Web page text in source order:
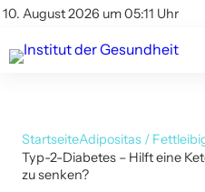
10. August 2026 um 05:11 Uhr
Kontakt
Kontakt
AGBs
StartseiteAdipositas /
Typ-2-Diabetes – Hilft eine
zu senken?